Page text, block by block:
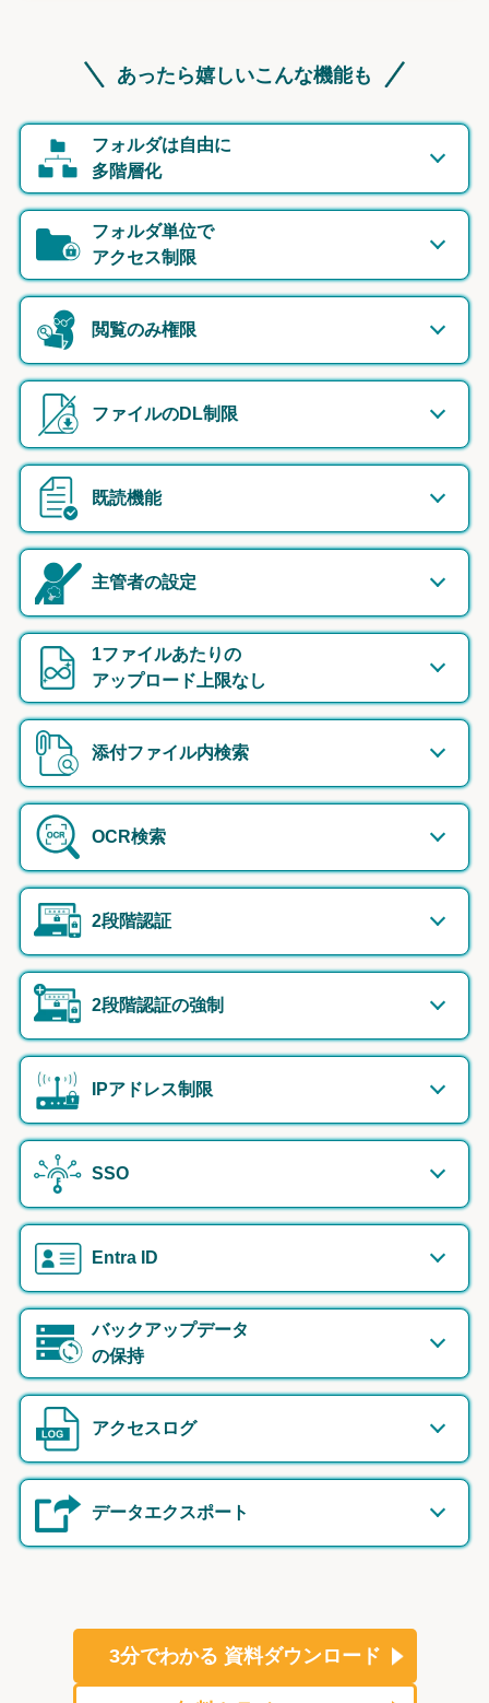
あったら嬉しいこんな機能も
フォルダは自由に
多階層化
フォルダ単位で
アクセス制限
閲覧のみ権限
ファイルのDL制限
既読機能
主管者の設定
1ファイルあたりの
アップロード上限なし
添付ファイル内検索
OCR検索
2段階認証
2段階認証の強制
IPアドレス制限
SSO
Entra ID
バックアップデータ
の保持
アクセスログ
データエクスポート
3分でわかる 資料ダウンロード